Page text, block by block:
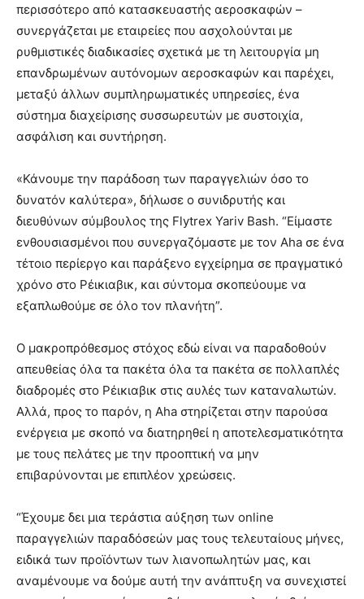
περισσότερο από κατασκευαστής αεροσκαφών –
συνεργάζεται με εταιρείες που ασχολούνται με
ρυθμιστικές διαδικασίες σχετικά με τη λειτουργία μη
επανδρωμένων αυτόνομων αεροσκαφών και παρέχει,
μεταξύ άλλων συμπληρωματικές υπηρεσίες, ένα
σύστημα διαχείρισης συσσωρευτών με συστοιχία,
ασφάλιση και συντήρηση.
«Κάνουμε την παράδοση των παραγγελιών όσο το
δυνατόν καλύτερα», δήλωσε ο συνιδρυτής και
διευθύνων σύμβουλος της Flytrex Yariv Bash. “Είμαστε
ενθουσιασμένοι που συνεργαζόμαστε με τον Aha σε ένα
τέτοιο περίεργο και παράξενο εγχείρημα σε πραγματικό
χρόνο στο Ρέικιαβικ, και σύντομα σκοπεύουμε να
εξαπλωθούμε σε όλο τον πλανήτη”.
Ο μακροπρόθεσμος στόχος εδώ είναι να παραδοθούν
απευθείας όλα τα πακέτα όλα τα πακέτα σε πολλαπλές
διαδρομές στο Ρέικιαβικ στις αυλές των καταναλωτών.
Αλλά, προς το παρόν, η Aha στηρίζεται στην παρούσα
ενέργεια με σκοπό να διατηρηθεί η αποτελεσματικότητα
με τους πελάτες με την προοπτική να μην
επιβαρύνονται με επιπλέον χρεώσεις.
“Έχουμε δει μια τεράστια αύξηση των online
παραγγελιών παραδόσεών μας τους τελευταίους μήνες,
ειδικά των προϊόντων των λιανοπωλητών μας, και
αναμένουμε να δούμε αυτή την ανάπτυξη να συνεχιστεί